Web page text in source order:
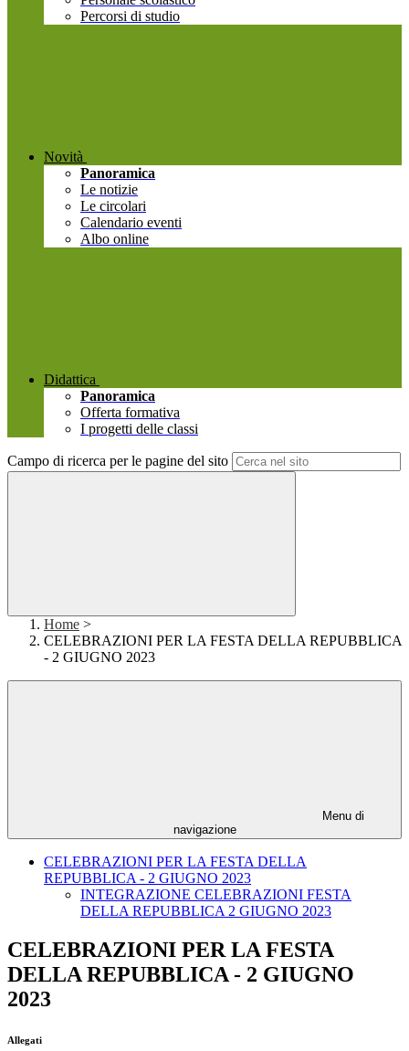
Percorsi di studio
Novità
Panoramica
Le notizie
Le circolari
Calendario eventi
Albo online
Didattica
Panoramica
Offerta formativa
I progetti delle classi
Campo di ricerca per le pagine del sito
Home >
CELEBRAZIONI PER LA FESTA DELLA REPUBBLICA
- 2 GIUGNO 2023
Menu di
navigazione
CELEBRAZIONI PER LA FESTA DELLA
REPUBBLICA - 2 GIUGNO 2023
INTEGRAZIONE CELEBRAZIONI FESTA
DELLA REPUBBLICA 2 GIUGNO 2023
CELEBRAZIONI PER LA FESTA
DELLA REPUBBLICA - 2 GIUGNO
2023
Allegati